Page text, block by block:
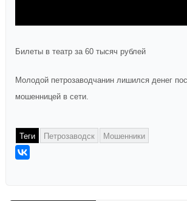
Билеты в театр за 60 тысяч рублей
Молодой петрозаводчанин лишился денег
мошенницей в сети.
Теги Петрозаводск Мошенники